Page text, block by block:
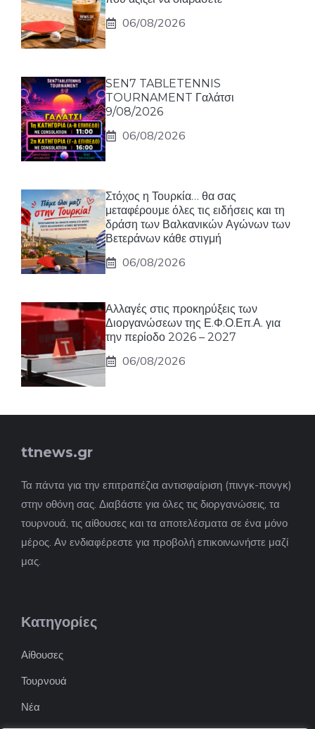
06/08/2026
SEN7 TABLETENNIS
TOURNAMENT Γαλάτσι
9/08/2026
06/08/2026
Στόχος η Τουρκία… θα σας
μεταφέρουμε όλες τις ειδήσεις και τη
δράση των Βαλκανικών Αγώνων των
Βετεράνων κάθε στιγμή
06/08/2026
Αλλαγές στις προκηρύξεις των
Διοργανώσεων της Ε.Φ.Ο.Επ.Α. για
την περίοδο 2026 – 2027
06/08/2026
ttnews.gr
Τα πάντα για την επιτραπέζια αντισφαίριση (πινγκ-πονγκ)
στην οθόνη σας. Διαβάστε για όλες τις διοργανώσεις, τα
τουρνουά, τις αίθουσες και τα αποτελέσματα σε ένα μόνο
μέρος. Αν ενδιαφέρεστε για προβολή επικοινωνήστε μαζί
μας.
Κατηγορίες
Αίθουσες
Τουρνουά
Νέα